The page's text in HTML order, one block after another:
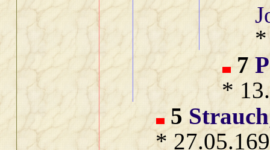
*
7
*
5 Strauch
*